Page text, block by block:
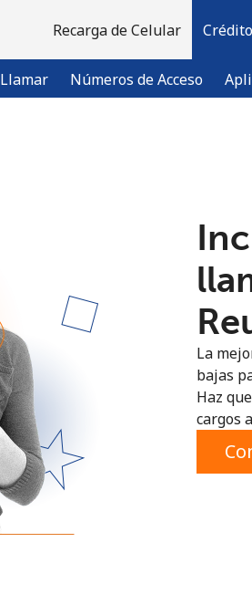
Recarga de Celular
Números de Acceso
¿Ya tienes una cuenta?
Regístrate con
La
bajas
Haz
cargos